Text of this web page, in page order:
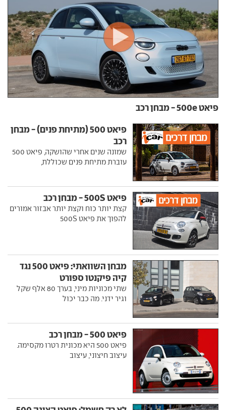
פיאט 500e - מבחן רכב
פיאט 500 (מתיחת פנים) - מבחן
רכב
שמונה שנים אחרי שהושקה, פיאט 500
עוברת מתיחת פנים שכוללת,
פיאט 500S - מבחן רכב
קצת יותר כוח וקצת יותר אבזור אמורים
להפוך את פיאט 500S
מבחן השוואתי: פיאט 500 נגד
קיה פיקנטו ספורט
שתי מכוניות מיני, בערך 80 אלף שקל
וגיר ידני. מה כבר יכול
פיאט 500 - מבחן רכב
פיאט 500 היא מכונית רטרו מקסימה.
עיצוב חיצוני, עיצוב